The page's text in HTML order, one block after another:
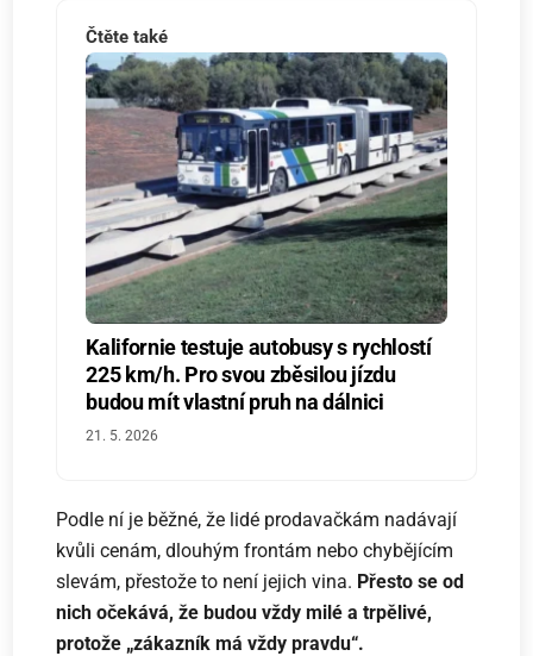
Čtěte také
Kalifornie testuje autobusy s rychlostí
225 km/h. Pro svou zběsilou jízdu
budou mít vlastní pruh na dálnici
21. 5. 2026
Podle ní je běžné, že lidé prodavačkám nadávají
kvůli cenám, dlouhým frontám nebo chybějícím
slevám, přestože to není jejich vina. Přesto se od
nich očekává, že budou vždy milé a trpělivé,
protože „zákazník má vždy pravdu“.